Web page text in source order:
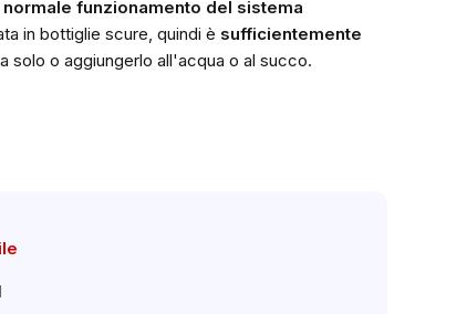
normale funzionamento del sistema
in bottiglie scure, quindi è sufficientemente
solo o aggiungerlo all'acqua o al succo.